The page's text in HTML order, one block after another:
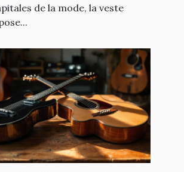
de la mode, la veste